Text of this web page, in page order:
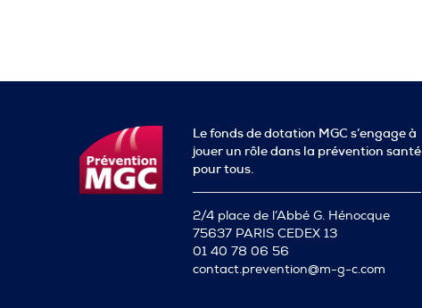
Le fonds de dotation MGC s’engage à
jouer un rôle dans la prévention santé
pour tous.
2/4 place de l’Abbé G. Hénocque
75637 PARIS CEDEX 13
01 40 78 06 56
contact.prevention@m-g-c.com